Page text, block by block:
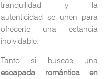
tranquilidad y la
autenticidad se unen para
ofrecerte una estancia
inolvidable.
Tanto si buscas una
escapada romántica en